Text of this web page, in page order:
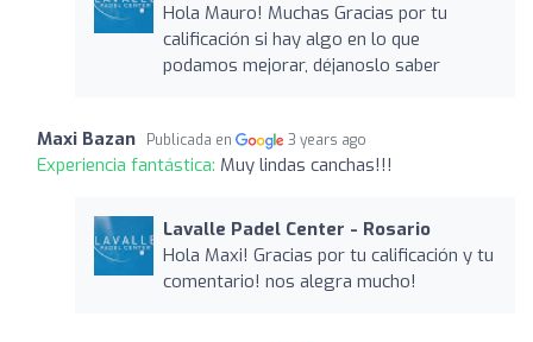
Hola Mauro! Muchas Gracias por tu
calificación si hay algo en lo que
podamos mejorar, déjanoslo saber
Maxi Bazan Publicada en 3 years ago
Experiencia fantástica: Muy lindas canchas!!!
Lavalle Padel Center - Rosario
Hola Maxi! Gracias por tu calificación y tu
comentario! nos alegra mucho!